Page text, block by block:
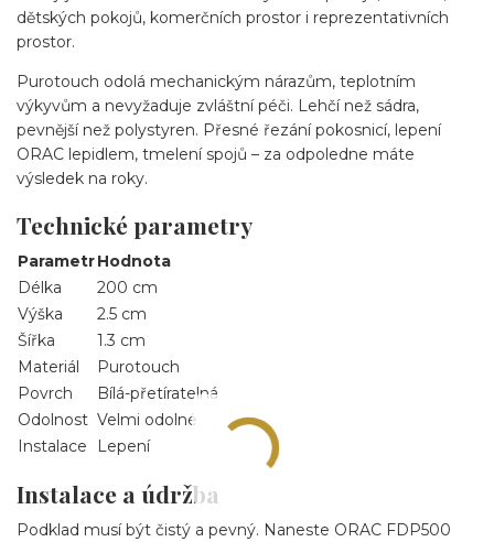
dětských pokojů, komerčních prostor i reprezentativních
prostor.
Purotouch odolá mechanickým nárazům, teplotním
výkyvům a nevyžaduje zvláštní péči. Lehčí než sádra,
pevnější než polystyren. Přesné řezání pokosnicí, lepení
ORAC lepidlem, tmelení spojů – za odpoledne máte
výsledek na roky.
Technické parametry
ParametrHodnota
Délka
200 cm
Výška
2.5 cm
Šířka
1.3 cm
Materiál
Purotouch
Povrch
Bílá-přetíratelná
Odolnost Velmi odolné
Instalace
Lepení
Instalace a údržba
Podklad musí být čistý a pevný. Naneste ORAC FDP500